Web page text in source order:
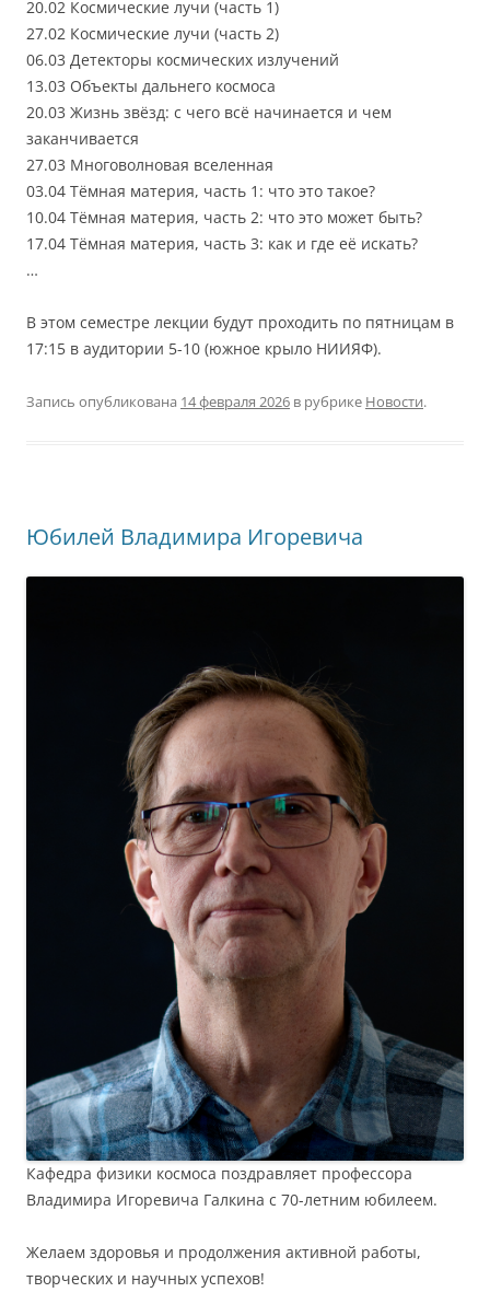
20.02 Космические лучи (часть 1)
27.02 Космические лучи (часть 2)
06.03 Детекторы космических излучений
13.03 Объекты дальнего космоса
20.03 Жизнь звёзд: с чего всё начинается и чем
заканчивается
27.03 Многоволновая вселенная
03.04 Тёмная материя, часть 1: что это такое?
10.04 Тёмная материя, часть 2: что это может быть?
17.04 Тёмная материя, часть 3: как и где её искать?
…
В этом семестре лекции будут проходить по пятницам в
17:15 в аудитории 5-10 (южное крыло НИИЯФ).
Запись опубликована 14 февраля 2026 в рубрике Новости.
Юбилей Владимира Игоревича
Кафедра физики космоса поздравляет профессора
Владимира Игоревича Галкина с 70-летним юбилеем.
Желаем здоровья и продолжения активной работы,
творческих и научных успехов!